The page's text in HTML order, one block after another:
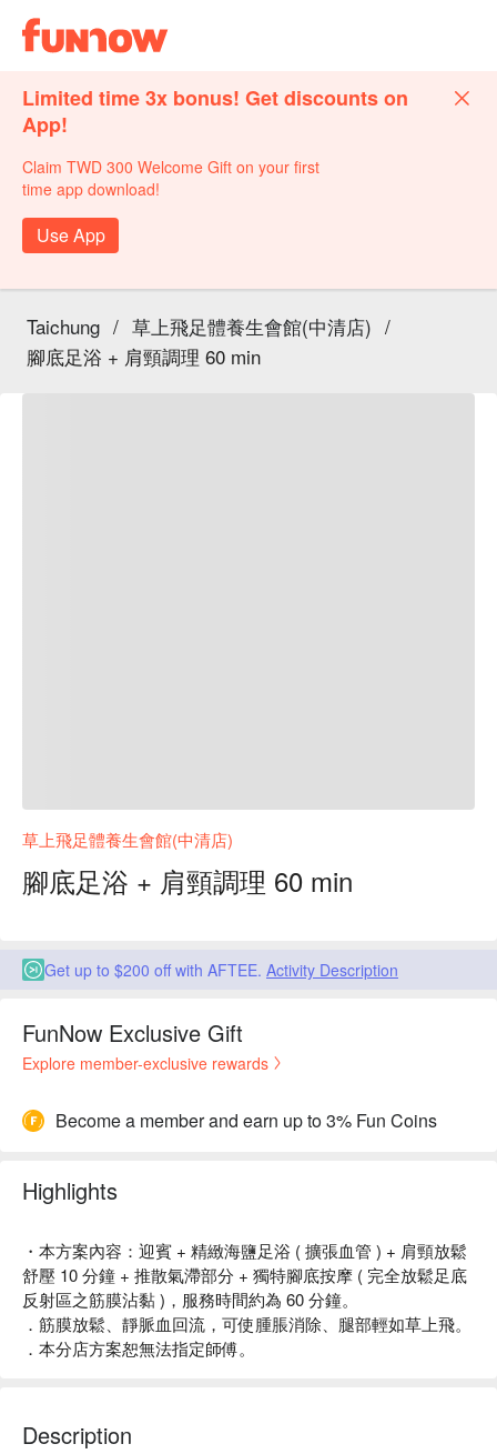
Limited time 3x bonus! Get discounts on
App!
Claim TWD 300 Welcome Gift on your first
time app download!
Use App
Taichung / 草上飛足體養生會館(中清店) /
腳底足浴 + 肩頸調理 60 min
草上飛足體養生會館(中清店)
腳底足浴 + 肩頸調理 60 min
Get up to $200 off with AFTEE. Activity Description
FunNow Exclusive Gift
Explore member-exclusive rewards
Become a member and earn up to 3% Fun Coins
Highlights
・本方案內容：迎賓 + 精緻海鹽足浴 ( 擴張血管 ) + 肩頸放鬆
舒壓 10 分鐘 + 推散氣滯部分 + 獨特腳底按摩 ( 完全放鬆足底
反射區之筋膜沾黏 )，服務時間約為 60 分鐘。
．筋膜放鬆、靜脈血回流，可使腫脹消除、腿部輕如草上飛。
．本分店方案恕無法指定師傅。
Description